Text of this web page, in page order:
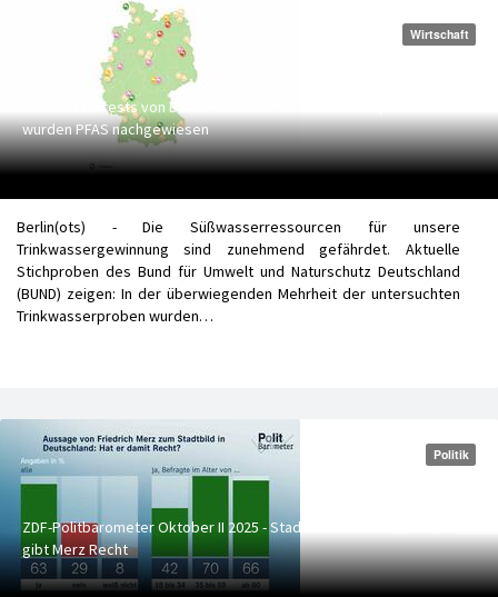
Wirtschaft
Trinkwassertests von BUND-Aktiven: In 42 von 46 Stichproben
wurden PFAS nachgewiesen
Berlin(ots) - Die Süßwasserressourcen für unsere
Trinkwassergewinnung sind zunehmend gefährdet. Aktuelle
Stichproben des Bund für Umwelt und Naturschutz Deutschland
(BUND) zeigen: In der überwiegenden Mehrheit der untersuchten
Trinkwasserproben wurden…
Politik
ZDF-Politbarometer Oktober II 2025 - Stadtbild-Debatte: Mehrheit
gibt Merz Recht